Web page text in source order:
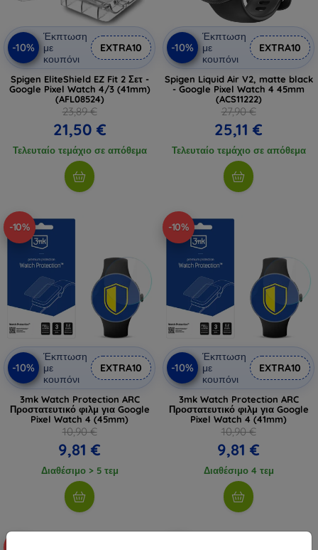
-10%
Έκπτωση
με
κουπόνι
EXTRA10
Spigen EliteShield EZ Fit 2 Σετ -
Google Pixel Watch 4/3 (41mm)
(AFL08524)
23,89 €
21,50 €
Τελευταίο τεμάχιο σε απόθεμα
-10%
Έκπτωση
με
κουπόνι
EXTRA10
Spigen Liquid Air V2, matte black
- Google Pixel Watch 4 45mm
(ACS11222)
27,90 €
25,11 €
Τελευταίο τεμάχιο σε απόθεμα
-10%
-10%
Έκπτωση
με
κουπόνι
EXTRA10
3mk Watch Protection ARC
Προστατευτικό φιλμ για Google
Pixel Watch 4 (45mm)
10,90 €
9,81 €
Διαθέσιμο > 5 τεμ
-10%
-10%
Έκπτωση
με
κουπόνι
EXTRA10
3mk Watch Protection ARC
Προστατευτικό φιλμ για Google
Pixel Watch 4 (41mm)
10,90 €
9,81 €
Διαθέσιμο 4 τεμ